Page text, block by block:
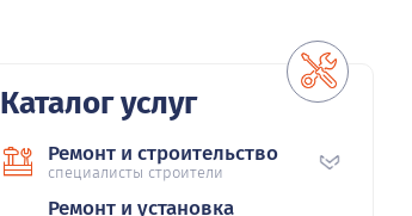
Каталог услуг
Ремонт и строительство
специалисты строители
Ремонт и установка